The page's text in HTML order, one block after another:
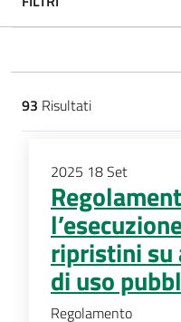
filtri da
risultati di
93 Risultati
2025 18Set
ripristini su
di uso
Regolamento